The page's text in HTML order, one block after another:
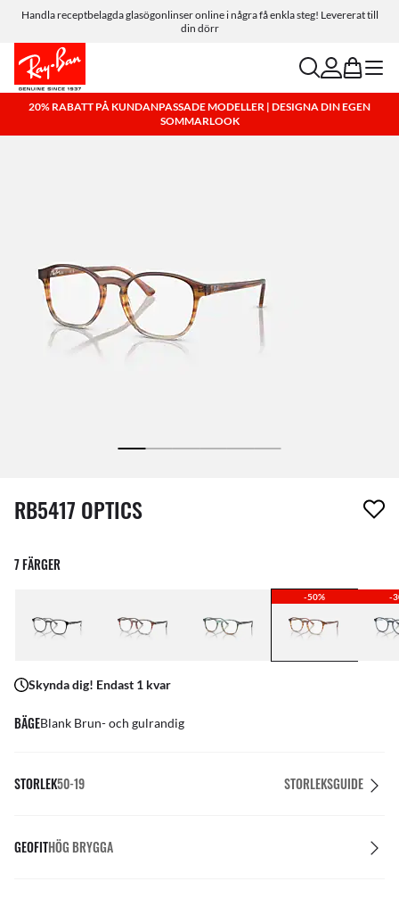
Handla receptbelagda glasögonlinser online i några få enkla steg! Levererat till
din dörr
searchaccount
bag menu
20% RABATT PÅ KUNDANPASSADE MODELLER | DESIGNA DIN EGEN
SOMMARLOOK
1 artikel har tagits bort från din önskelista
RB5417 OPTICS
7 FÄRGER
-50% -
Skynda dig! Endast 1 kvar
BÄGEBlank Brun- och gulrandig
STORLEK50-19 STORLEKSGUIDE
GEOFITHÖG BRYGGA